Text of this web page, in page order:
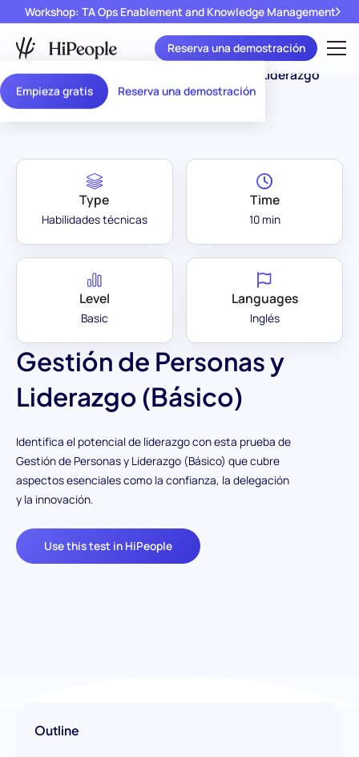
Empieza gratis Reserva una demostración
Workshop: TA Ops Enablement and Knowledge Management
Reserva una demostración
Assessment
Library
/
Gestión de Personas y Liderazgo
(Básico)
Gestión de Personas y
Liderazgo (Básico)
Identifica el potencial de liderazgo con esta prueba de
Gestión de Personas y Liderazgo (Básico) que cubre
aspectos esenciales como la confianza, la delegación
y la innovación.
Use this test in HiPeople
Type
Habilidades técnicas
Time
10 min
Level
Basic
Languages
Inglés
Outline